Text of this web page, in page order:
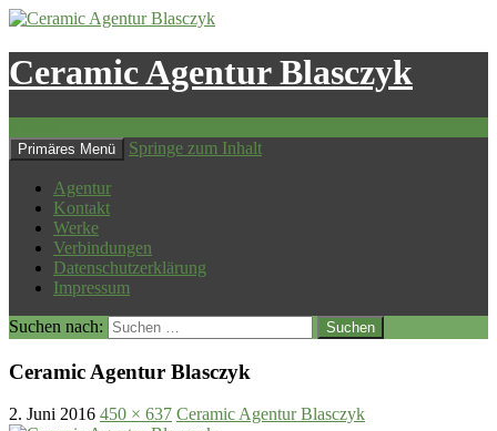
Ceramic Agentur Blasczyk
Primäres Menü Springe zum Inhalt
Agentur
Kontakt
Werke
Verbindungen
Datenschutzerklärung
Impressum
Suchen nach:
Ceramic Agentur Blasczyk
2. Juni 2016 450 × 637 Ceramic Agentur Blasczyk